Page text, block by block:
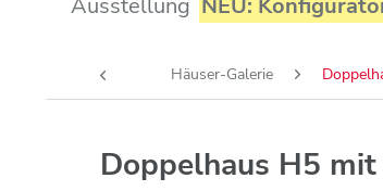
Ausstellung NEU:
Häuser-Galerie
Doppelhaus H5